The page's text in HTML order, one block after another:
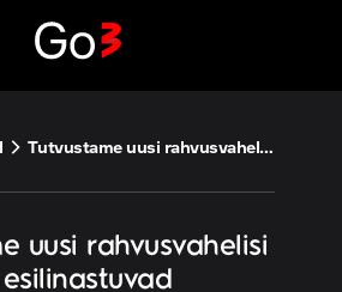
Tutvustame uusi rahvusvahelisi filme, mis esilinastuvad jaanuaris Go3-s
uusi rahvusvahelisi